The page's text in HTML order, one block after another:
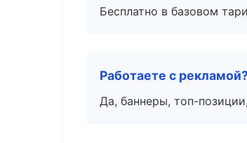
Бесплатно в базовом
Работаете с рекламой?
Да, баннеры, топ-